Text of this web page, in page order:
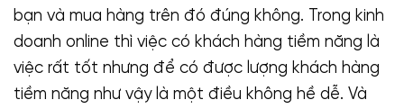
bạn và mua hàng trên đó đúng không. Trong kinh
doanh online thì việc có khách hàng tiềm năng là
việc rất tốt nhưng để có được lượng khách hàng
tiềm năng như vậy là một điều không hề dễ. Và